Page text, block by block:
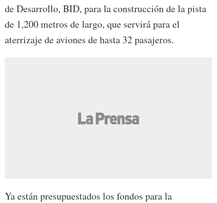
de Desarrollo, BID, para la construcción de la pista
de 1,200 metros de largo, que servirá para el
aterrizaje de aviones de hasta 32 pasajeros.
Ya están presupuestados los fondos para la